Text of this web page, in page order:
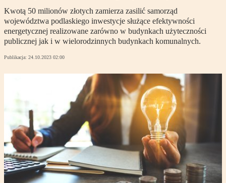
Kwotą 50 milionów złotych zamierza zasilić samorząd
województwa podlaskiego inwestycje służące efektywności
energetycznej realizowane zarówno w budynkach użyteczności
publicznej jak i w wielorodzinnych budynkach komunalnych.
Publikacja: 24.10.2023 02:00